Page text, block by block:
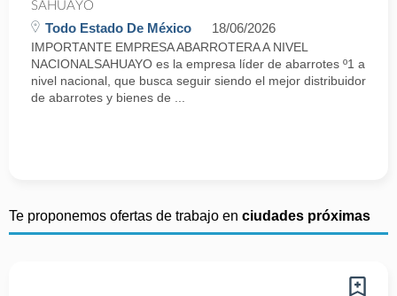
SAHUAYO
Todo Estado De México 18/06/2026
IMPORTANTE EMPRESA ABARROTERA A NIVEL
NACIONALSAHUAYO es la empresa líder de abarrotes º1 a
nivel nacional, que busca seguir siendo el mejor distribuidor
de abarrotes y bienes de ...
Te proponemos ofertas de trabajo en ciudades próximas